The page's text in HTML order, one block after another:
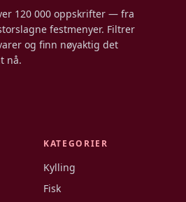
120 000 oppskrifter — fra
festmenyer. Filtrer
og finn nøyaktig det
nå.
KATEGORIER
Kylling
Fisk